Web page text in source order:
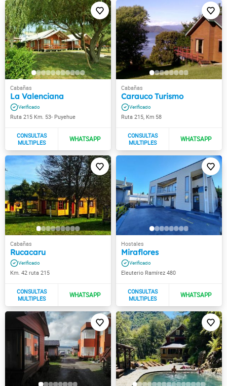
La Valenciana
Ruta 215 Km. 53- Puyehue
Carauco Turismo
Ruta 215, Km 58
Rucacaru
Km. 42 ruta 215
Miraflores
Eleuterio Ramírez 480